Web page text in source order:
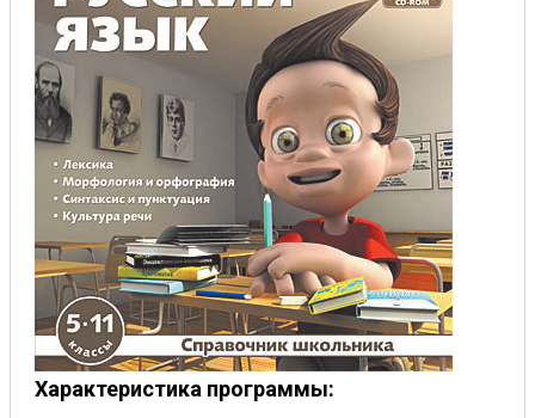
Характеристика программы: